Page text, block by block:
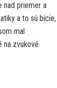
nad priemer a
a to sú bicie,
mal
na zvukové